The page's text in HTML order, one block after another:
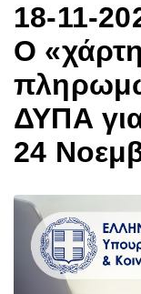
18-11-
Ο
ΔΥΠΑ
24